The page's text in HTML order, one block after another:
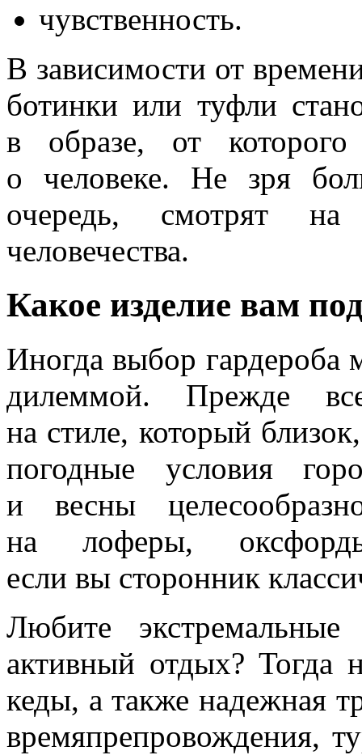
чувственность.
В зависимости от
ботинки или туфли
в образе, от которого
о человеке. Не зря
очередь, смотрят
человечества.
Какое изделие вам
Иногда выбор гардероба
дилеммой. Прежде
на стиле, который
погодные условия
и весны
на лоферы,
если вы сторонник
Любите
активный отдых? Тогда
кеды, а также надежная
времяпрепровождения,